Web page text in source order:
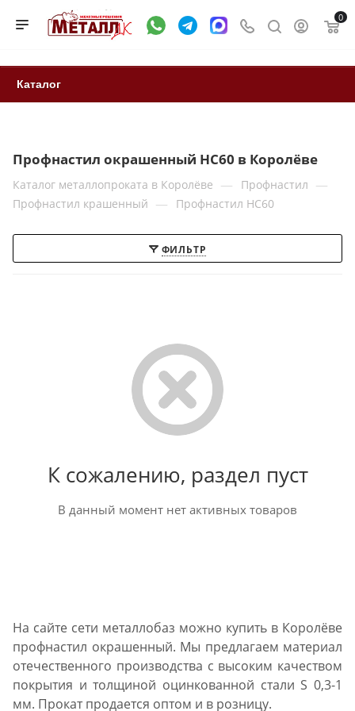
0
Каталог
Профнастил окрашенный HC60 в Королёве
Каталог металлопроката в Королёве — Профнастил —
Профнастил крашенный — Профнастил НС60
ФИЛЬТР
К сожалению, раздел пуст
В данный момент нет активных товаров
На сайте сети металлобаз можно купить в Королёве
профнастил окрашенный. Мы предлагаем материал
отечественного производства с высоким качеством
покрытия и толщиной оцинкованной стали S 0,3-1
мм. Прокат продается оптом и в розницу.